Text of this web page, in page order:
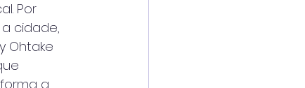
Por
cidade,
Ohtake
a